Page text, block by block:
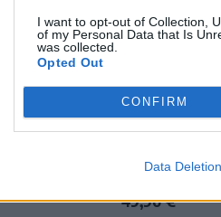
I want to opt-out of Collection,
of my Personal Data that Is
was collected.
Opted Out
CONFIRM
Data Deletion
MIDI KVETINOVÉ ŠATY
49,90 €